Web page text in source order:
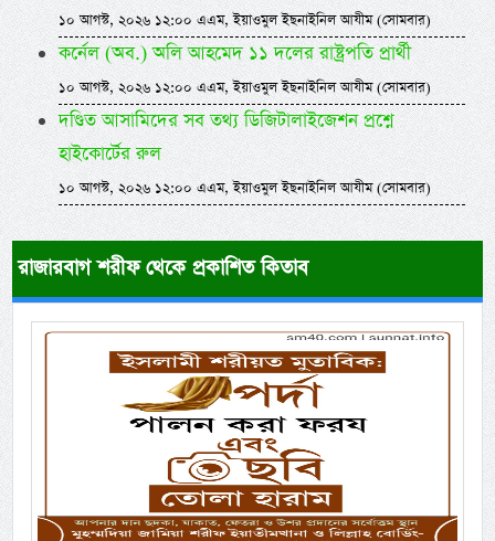
১০ আগস্ট, ২০২৬ ১২:০০ এএম, ইয়াওমুল ইছনাইনিল আযীম (সোমবার)
কর্নেল (অব.) অলি আহমেদ ১১ দলের রাষ্ট্রপতি প্রার্থী
১০ আগস্ট, ২০২৬ ১২:০০ এএম, ইয়াওমুল ইছনাইনিল আযীম (সোমবার)
দণ্ডিত আসামিদের সব তথ্য ডিজিটালাইজেশন প্রশ্নে
হাইকোর্টের রুল
১০ আগস্ট, ২০২৬ ১২:০০ এএম, ইয়াওমুল ইছনাইনিল আযীম (সোমবার)
রাজারবাগ শরীফ থেকে প্রকাশিত কিতাব